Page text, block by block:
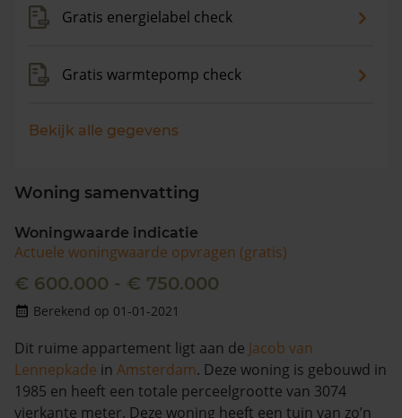
Gratis energielabel check
Gratis warmtepomp check
Bekijk alle gegevens
Woning samenvatting
Woningwaarde indicatie
Actuele woningwaarde opvragen (gratis)
€ 600.000 - € 750.000
Berekend op 01-01-2021
Dit ruime appartement ligt aan de Jacob van
Lennepkade in Amsterdam. Deze woning is gebouwd in
1985 en heeft een totale perceelgrootte van 3074
vierkante meter. Deze woning heeft een tuin van zo’n